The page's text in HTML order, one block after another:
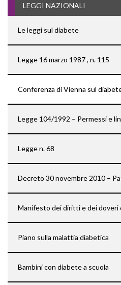
LEGGI NAZIONALI
Le leggi sul diabete
Legge 16 marzo 1987 , n. 115
Conferenza di Vienna sul
Legge 104/1992 – Permessi e
Legge n. 68
Decreto 30 novembre 2010 –
Manifesto dei diritti e dei doveri
Piano sulla malattia diabetica
Bambini con diabete a scuola